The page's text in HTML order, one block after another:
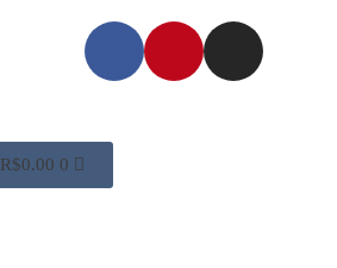
R$0.00 0